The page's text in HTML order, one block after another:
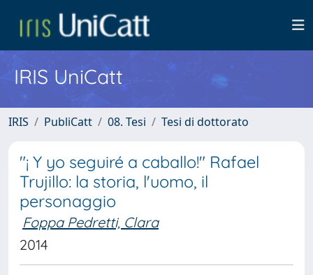
IRIS UniCatt
IRIS PubliCatt 08. Tesi Tesi di dottorato
"¡ Y yo seguiré a caballo!" Rafael
Trujillo: la storia, l'uomo, il
personaggio
Foppa Pedretti, Clara
2014